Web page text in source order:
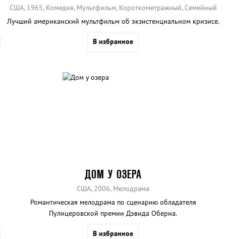
США, 1965, Комедия, Мультфильм, Короткометражный, Семейный
Лучший американский мультфильм об экзистенциальном кризисе.
В избранное
ДОМ У ОЗЕРА
США, 2006, Мелодрама
Романтическая мелодрама по сценарию обладателя
Пулицеровской премии Дэвида Оберна.
В избранное